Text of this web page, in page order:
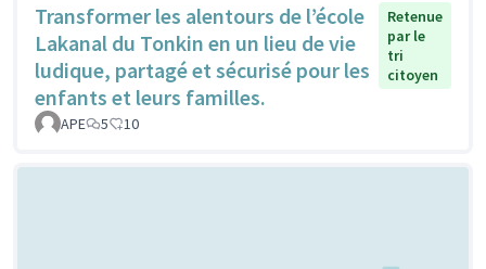
Transformer les alentours de l’école
Lakanal du Tonkin en un lieu de vie
ludique, partagé et sécurisé pour les
enfants et leurs familles.
Retenue
par le
tri
citoyen
APE 5 10